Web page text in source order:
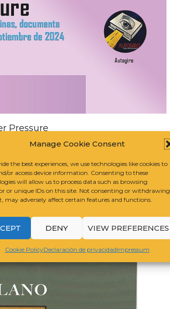
Manage Cookie Consent
the best experiences, we use technologies like cookies to
or access device information. Consenting to these
will allow us to process data such as browsing
or unique IDs on this site. Not consenting or withdrawing
may adversely affect certain features and functions.
DENY VIEW PREFERENCES
Cookie PolicyDeclaración de privacidadImpressum
Pressure
páginas, documenta el evento del 19 de